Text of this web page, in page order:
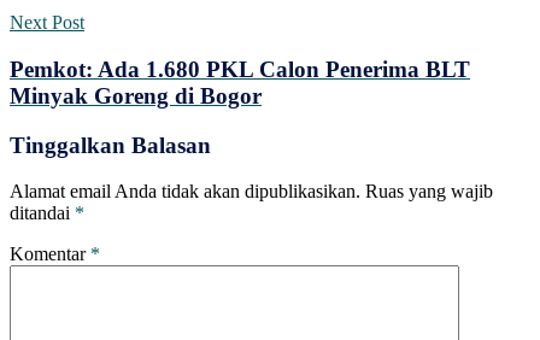
Next Post
Pemkot: Ada 1.680 PKL Calon Penerima BLT
Minyak Goreng di Bogor
Tinggalkan Balasan
Alamat email Anda tidak akan dipublikasikan. Ruas yang wajib
ditandai *
Komentar *